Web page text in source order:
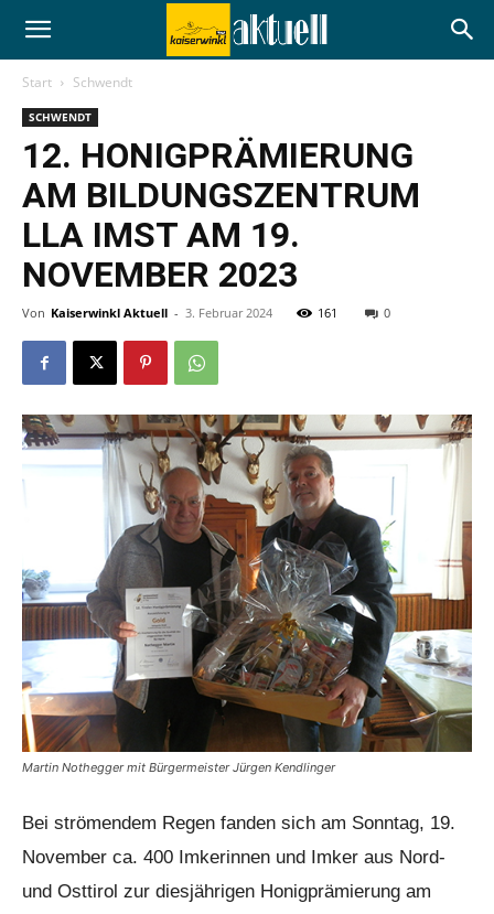
Start Schwendt
SCHWENDT
12. HONIGPRÄMIERUNG
AM BILDUNGSZENTRUM
LLA IMST AM 19.
NOVEMBER 2023
Von Kaiserwinkl Aktuell - 3. Februar 2024 161 0
Martin Nothegger mit Bürgermeister Jürgen Kendlinger
Bei strömendem Regen fanden sich am Sonntag, 19.
November ca. 400 Imkerinnen und Imker aus Nord-
und Osttirol zur diesjährigen Honigprämierung am